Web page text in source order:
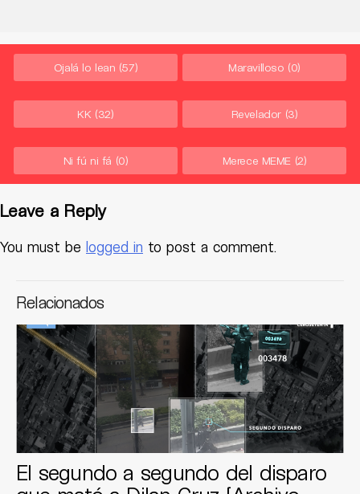
Ojalá lo lean (57) Maravilloso (0)
KK (32) Revelador (3)
Ni fú ni fá (0) Merece MEME (2)
Leave a Reply
You must be logged in to post a comment.
Relacionados
El segundo a segundo del disparo